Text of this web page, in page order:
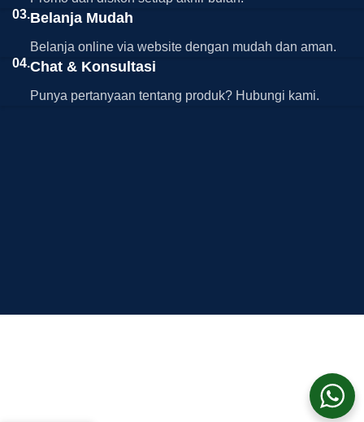
03.Belanja Mudah
Belanja online via website dengan mudah dan aman.
04.Chat & Konsultasi
Punya pertanyaan tentang produk? Hubungi kami.